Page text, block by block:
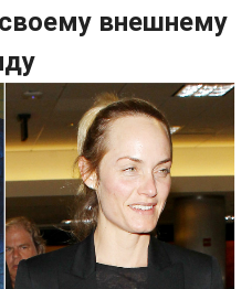
внешнему